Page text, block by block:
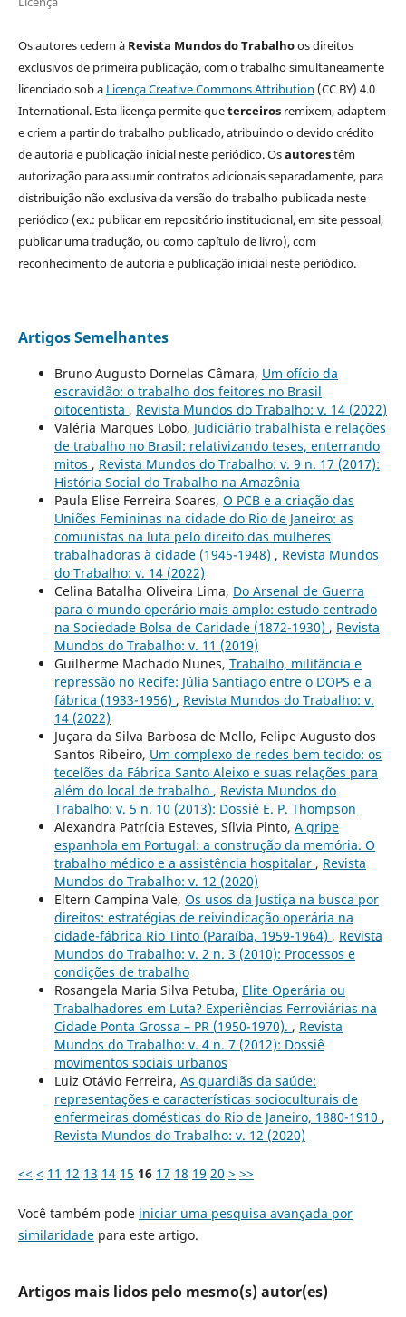
Os autores cedem à Revista Mundos do Trabalhoos direitos
exclusivos de primeira publicação, com o trabalho simultaneamente
licenciado sob a Licença Creative Commons Attribution (CC BY) 4.0
International. Esta licença permite queterceirosremixem, adaptem
e criem a partir do trabalho publicado, atribuindo o devido crédito
de autoria e publicação inicial neste periódico. Osautorestêm
autorização para assumir contratos adicionais separadamente, para
distribuição não exclusiva da versão do trabalho publicada neste
periódico (ex.: publicar em repositório institucional, em site pessoal,
publicar uma tradução, ou como capítulo de livro), com
reconhecimento de autoria e publicação inicial neste periódico.
Artigos Semelhantes
Bruno Augusto Dornelas Câmara, Um ofício da
escravidão: o trabalho dos feitores no Brasil
oitocentista , Revista Mundos do Trabalho: v. 14 (2022)
Valéria Marques Lobo, Judiciário trabalhista e relações
de trabalho no Brasil: relativizando teses, enterrando
mitos , Revista Mundos do Trabalho: v. 9 n. 17 (2017):
História Social do Trabalho na Amazônia
Paula Elise Ferreira Soares, O PCB e a criação das
Uniões Femininas na cidade do Rio de Janeiro: as
comunistas na luta pelo direito das mulheres
trabalhadoras à cidade (1945-1948) , Revista Mundos
do Trabalho: v. 14 (2022)
Celina Batalha Oliveira Lima, Do Arsenal de Guerra
para o mundo operário mais amplo: estudo centrado
na Sociedade Bolsa de Caridade (1872-1930) , Revista
Mundos do Trabalho: v. 11 (2019)
Guilherme Machado Nunes, Trabalho, militância e
repressão no Recife: Júlia Santiago entre o DOPS e a
fábrica (1933-1956) , Revista Mundos do Trabalho: v.
14 (2022)
Juçara da Silva Barbosa de Mello, Felipe Augusto dos
Santos Ribeiro, Um complexo de redes bem tecido: os
tecelões da Fábrica Santo Aleixo e suas relações para
além do local de trabalho , Revista Mundos do
Trabalho: v. 5 n. 10 (2013): Dossiê E. P. Thompson
Alexandra Patrícia Esteves, Sílvia Pinto, A gripe
espanhola em Portugal: a construção da memória. O
trabalho médico e a assistência hospitalar , Revista
Mundos do Trabalho: v. 12 (2020)
Eltern Campina Vale, Os usos da Justiça na busca por
direitos: estratégias de reivindicação operária na
cidade-fábrica Rio Tinto (Paraíba, 1959-1964) , Revista
Mundos do Trabalho: v. 2 n. 3 (2010): Processos e
condições de trabalho
Rosangela Maria Silva Petuba, Elite Operária ou
Trabalhadores em Luta? Experiências Ferroviárias na
Cidade Ponta Grossa – PR (1950-1970). , Revista
Mundos do Trabalho: v. 4 n. 7 (2012): Dossiê
movimentos sociais urbanos
Luiz Otávio Ferreira, As guardiãs da saúde:
representações e características socioculturais de
enfermeiras domésticas do Rio de Janeiro, 1880-1910 ,
Revista Mundos do Trabalho: v. 12 (2020)
<< < 11 12 13 14 15 16 17 18 19 20 > >>
Você também pode iniciar uma pesquisa avançada por
similaridadepara este artigo.
Artigos mais lidos pelo mesmo(s) autor(es)